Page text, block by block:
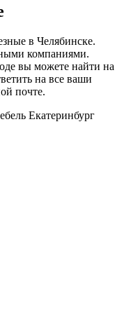
в Челябинске.
компаниями.
вы можете найти на
на все ваши
почте.
Екатеринбург